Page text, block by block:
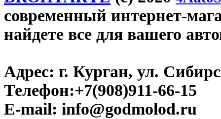
современный интернет-
найдете все для вашего
Адрес: г. Курган, ул.
Телефон:+7(908)911-66-15
E-mail: info@godmolod.ru